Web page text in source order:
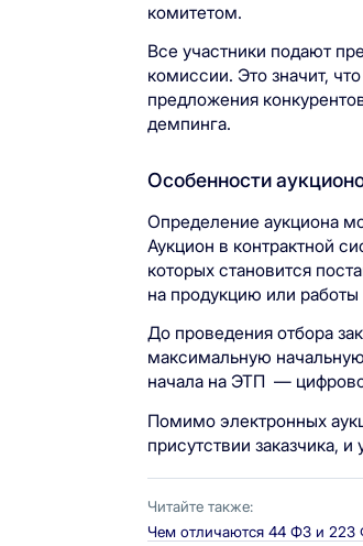
комитетом.
Все участники подают
комиссии. Это значит,
предложения
демпинга.
Особенности
Определение аукциона
Аукцион в контрактной
которых становится
на продукцию или работы
До проведения отбора
максимальную
начала на ЭТП —
Помимо электронных
присутствии заказчика,
Читайте также:
Чем отличаются 44 ФЗ и 223